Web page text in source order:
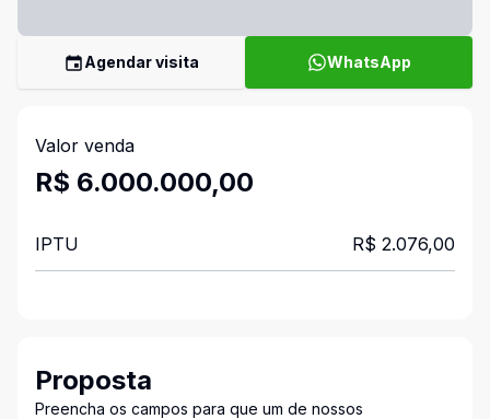
Agendar visita WhatsApp
Valor venda
R$ 6.000.000,00
IPTU R$ 2.076,00
Proposta
Preencha os campos para que um de nossos